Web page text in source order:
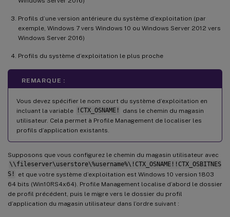
Profils d’une version antérieure du système d’exploitation (par
exemple, Windows 7 vers Windows 10 ou Windows Server 2012 vers
Windows Server 2016)
Profils du système d’exploitation le plus proche
REMARQUE :
Vous devez spécifier le nom court du système d’exploitation en
incluant la variable
!CTX_OSNAME!
dans le chemin du magasin
utilisateur. Cela permet à Profile Management de localiser les
profils d’application existants.
Supposons que vous configurez le chemin du magasin utilisateur avec
\\fileserver\userstore\%username%\!CTX_OSNAME!!CTX_OSBITNES
S!
et que votre système d’exploitation est Windows 10 version 1803
64 bits (Win10RS4x64). Profile Management localise d’abord le dossier
de profil précédent, puis le migre vers le dossier du profil
d’application du magasin utilisateur dans l’ordre suivant :